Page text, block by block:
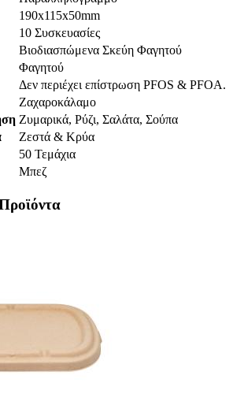
190x115x50mm
10 Συσκευασίες
Βιοδιασπώμενα Σκεύη Φαγητού
Φαγητού
Δεν περιέχει επίστρωση PFOS & PFOA.
Ζαχαροκάλαμο
Ζυμαρικά, Ρύζι, Σαλάτα, Σούπα
Ζεστά & Κρύα
50 Τεμάχια
Μπεζ